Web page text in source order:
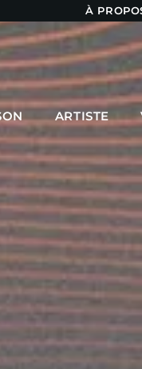
À
ARTISTE